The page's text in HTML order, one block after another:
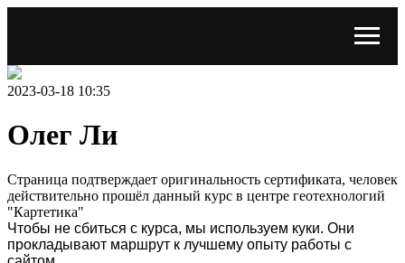
2023-03-18 10:35
Олег Ли
Страница подтверждает оригинальность сертификата, человек
действительно прошёл данный курс в центре геотехнологий
"Картетика"
Чтобы не сбиться с курса, мы используем куки. Они
прокладывают маршрут к лучшему опыту работы с